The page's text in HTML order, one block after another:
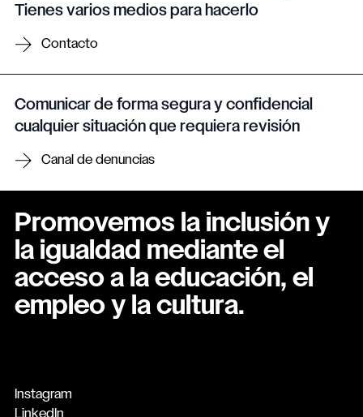
Tienes varios medios para hacerlo
Contacto
Comunicar de forma segura y confidencial
cualquier situación que requiera revisión
Canal de denuncias
Promovemos la inclusión y
la igualdad mediante el
acceso a la educación, el
empleo y la cultura.
Instagram
LinkedIn